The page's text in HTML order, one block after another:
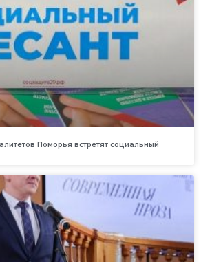
Поморья встретят социальный